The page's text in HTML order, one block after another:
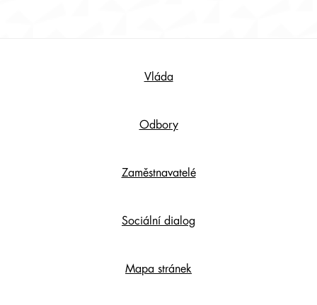
Vláda
Odbory
Zaměstnavatelé
Sociální dialog
Mapa stránek